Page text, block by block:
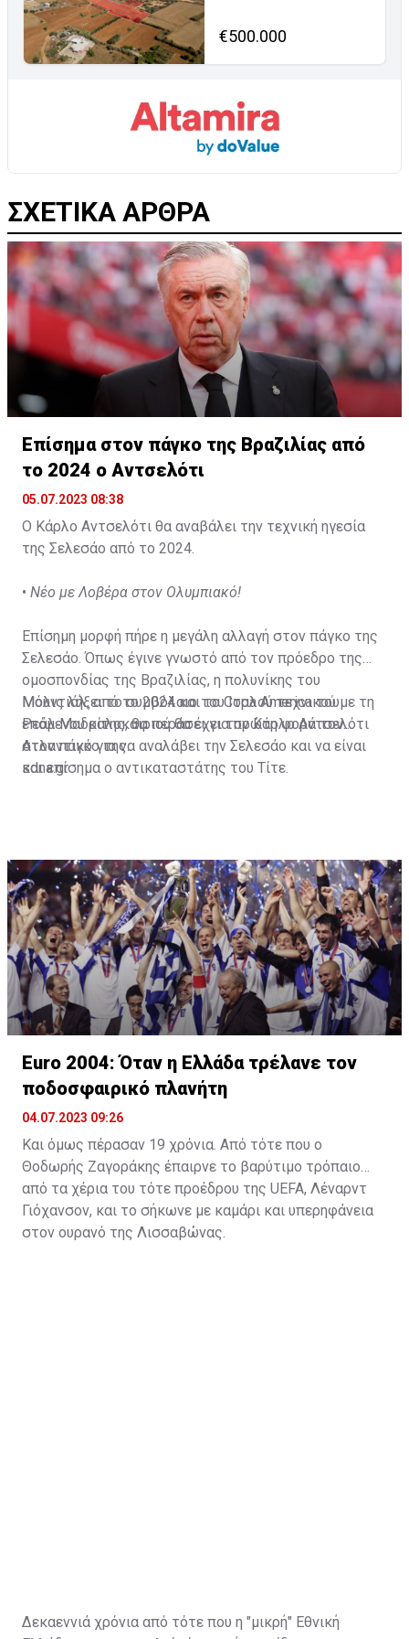
€500.000
ΣΧΕΤΙΚΑ ΑΡΘΡΑ
Επίσημα στον πάγκο της Βραζιλίας από
το 2024 ο Αντσελότι
05.07.2023 08:38
Ο Κάρλο Αντσελότι θα αναβάλει την τεχνική ηγεσία
της Σελεσάο από το 2024.
• Νέο με Λοβέρα στον Ολυμπιακό!
Επίσημη μορφή πήρε η μεγάλη αλλαγή στον πάγκο της
Σελεσάο. Όπως έγινε γνωστό από τον πρόεδρο της
ομοσπονδίας της Βραζιλίας, η πολυνίκης του
Μουντιάλ, από το 2024 και το Copa America του
επόμενου καλοκαιριού θα έχει τον Κάρλο Αντσελότι
στον πάγκο της.
Μόλις λήξει το συμβόλαιο του Ιταλού τεχνικού με τη
Ρεάλ Μαδρίτης, θα περάσει για πρώτη φορά τον
Ατλαντικό για να αναλάβει την Σελεσάο και να είναι
και επίσημα ο αντικαταστάτης του Τίτε.
sdna.gr
Euro 2004: Όταν η Ελλάδα τρέλανε τον
ποδοσφαιρικό πλανήτη
04.07.2023 09:26
Kαι όμως πέρασαν 19 χρόνια. Από τότε που ο
Θοδωρής Ζαγοράκης έπαιρνε το βαρύτιμο τρόπαιο
από τα χέρια του τότε προέδρου της UEFA, Λέναρντ
Γιόχανσον, και το σήκωνε με καμάρι και υπερηφάνεια
στον ουρανό της Λισσαβώνας.
Δεκαεννιά χρόνια από τότε που η "μικρή" Εθνική